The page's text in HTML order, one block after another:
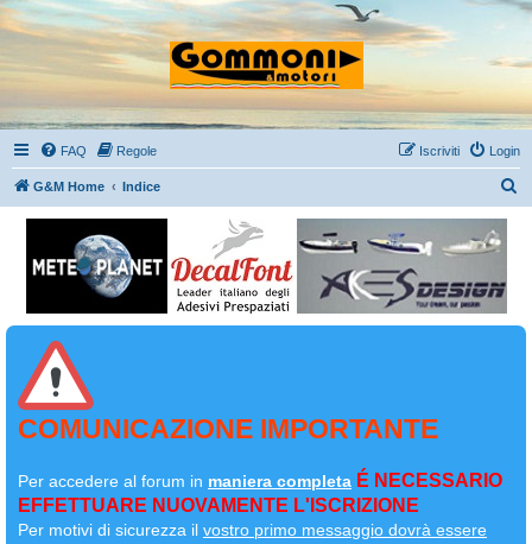
FAQ Regole Login
Iscriviti
G&M Home Indice
COMUNICAZIONE IMPORTANTE
Per accedere al forum in maniera completa É NECESSARIO
EFFETTUARE NUOVAMENTE L'ISCRIZIONE
Per motivi di sicurezza il vostro primo messaggio dovrà essere